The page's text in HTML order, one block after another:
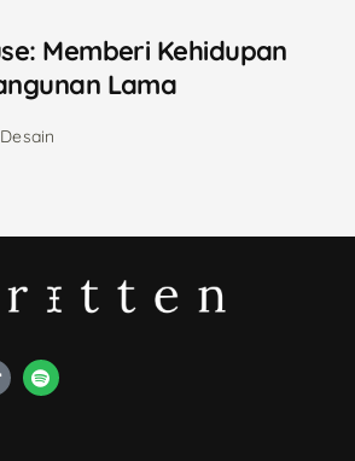
Memberi Kehidupan
Lama
Desain